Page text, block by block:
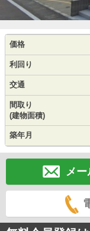
価格
利回り
交通
間取り
(建物面積)
築年月
メー